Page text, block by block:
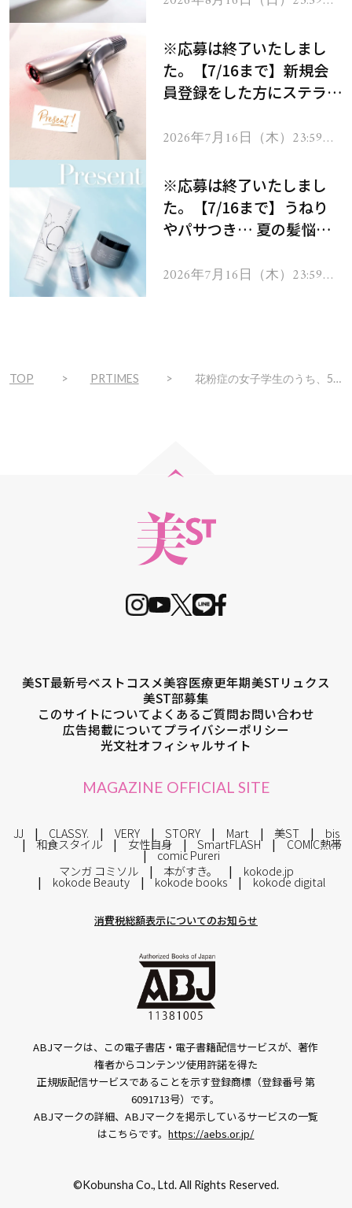
※応募は終了いたしまし
た。【7/16まで】新規会
員登録をした方にステラボ
ヘアドライヤー ジュエル
2026年7月16日（木）23:59ま
※応募は終了いたしまし
た。【7/16まで】うねり
やパサつき… 夏の髪悩み
ムを13名様にプレゼン
2026年7月16日（木）23:59ま
TOP PRTIMES 花粉症の女子学生のうち、56.5％の方が花粉で『ゆらぎ肌』に。今こそ行いたいスキンケアとは
美ST最新号ベストコスメ美容医療更年期美STリュクス
美ST部募集
このサイトについてよくあるご質問お問い合わせ
広告掲載についてプライバシーポリシー
光文社オフィシャルサイト
MAGAZINE OFFICIAL SITE
JJ CLASSY. VERY STORY Mart 美ST bis
和食スタイル 女性自身 SmartFLASH COMIC熱帯
comic Pureri
マンガ コミソル
本がすき。 kokode.jp
kokode Beauty kokode books kokode digital
消費税総額表示についてのお知らせ
ABJマークは、この電子書店・電子書籍配信サービスが、著作
権者からコンテンツ使用許諾を得た
正規版配信サービスであることを示す登録商標（登録番号 第
6091713号）です。
ABJマークの詳細、ABJマークを掲示しているサービスの一覧
はこちらです。https://aebs.or.jp/
©Kobunsha Co., Ltd. All Rights Reserved.